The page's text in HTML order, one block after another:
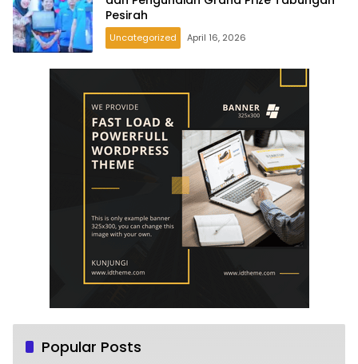
Pesirah
Uncategorized April 16, 2026
Popular Posts